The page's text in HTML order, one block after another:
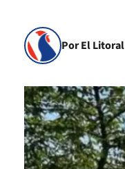
Por El Litoral